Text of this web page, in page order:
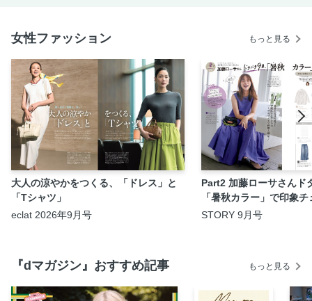
女性ファッション もっと見る
大人の涼やかをつくる、「ドレス」と
「Tシャツ」
eclat 2026年9月号
Part2 加藤ローサさんド
「暑秋カラー」で印象
STORY 9月号
『dマガジン』おすすめ記事 もっと見る